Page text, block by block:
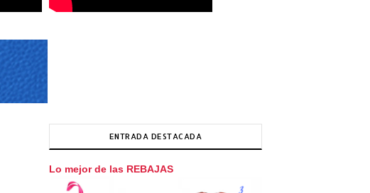
ENTRADA DESTACADA
Lo mejor de las REBAJAS